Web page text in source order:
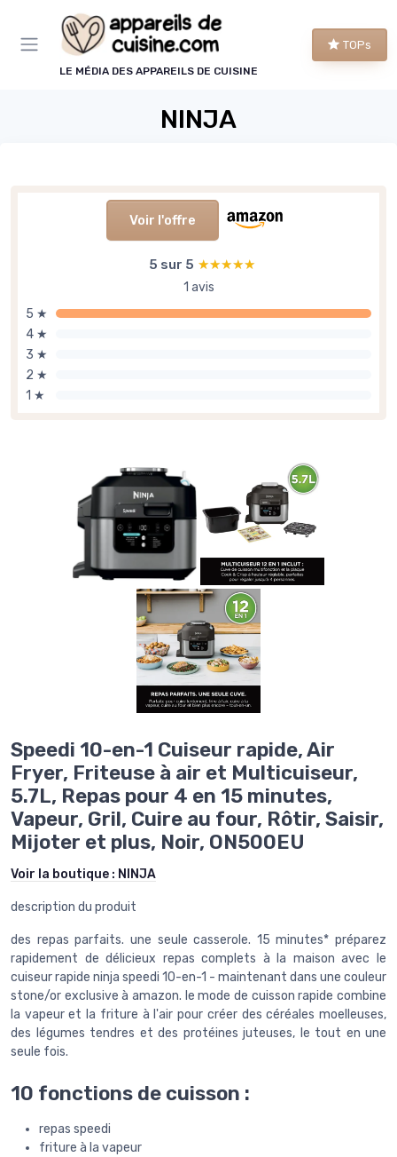
LE MÉDIA DES APPAREILS DE CUISINE
TOPs
NINJA
Voir l'offre
5 sur 5 ★★★★★
★★★★★
1 avis
5 ★
4 ★
3 ★
2 ★
1 ★
Speedi 10-en-1 Cuiseur rapide, Air
Fryer, Friteuse à air et Multicuiseur,
5.7L, Repas pour 4 en 15 minutes,
Vapeur, Gril, Cuire au four, Rôtir, Saisir,
Mijoter et plus, Noir, ON500EU
Voir la boutique : NINJA
description du produit
des repas parfaits. une seule casserole. 15 minutes* préparez
rapidement de délicieux repas complets à la maison avec le
cuiseur rapide ninja speedi 10-en-1 - maintenant dans une couleur
stone/or exclusive à amazon. le mode de cuisson rapide combine
la vapeur et la friture à l'air pour créer des céréales moelleuses,
des légumes tendres et des protéines juteuses, le tout en une
seule fois.
10 fonctions de cuisson :
repas speedi
friture à la vapeur
Panneau de gestion des cookies